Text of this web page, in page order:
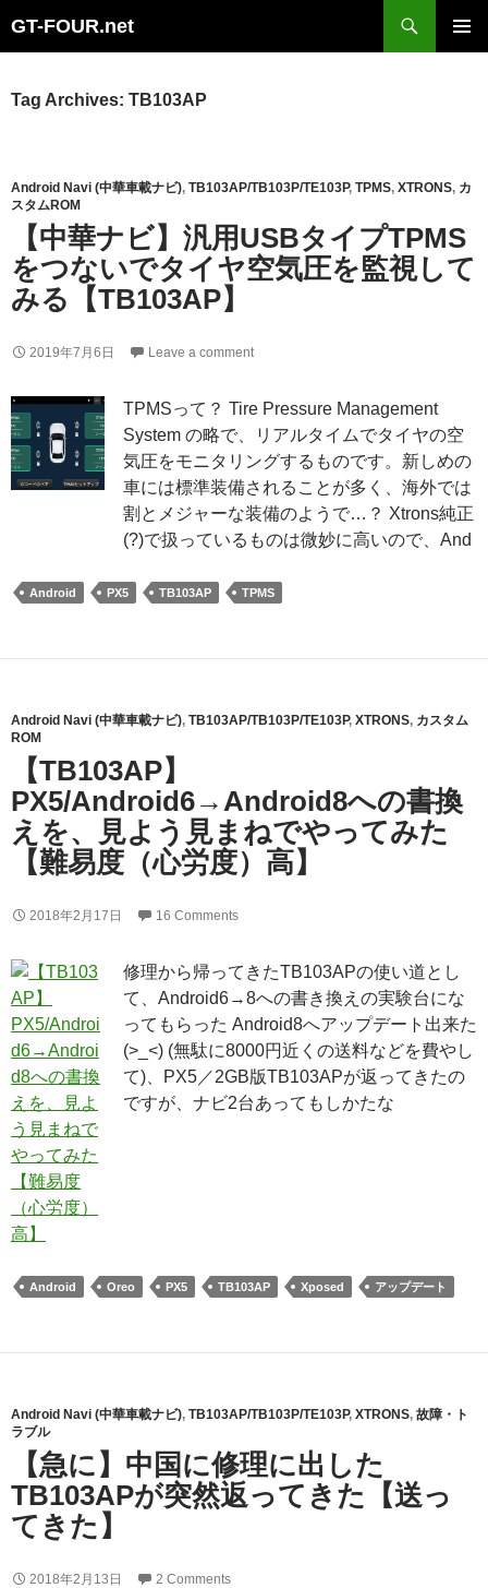
GT-FOUR.net
content
Tag Archives: TB103AP
Android Navi (中華車載ナビ), TB103AP/TB103P/TE103P, TPMS, XTRONS, カ
スタムROM
【中華ナビ】汎用USBタイプTPMS
をつないでタイヤ空気圧を監視して
みる【TB103AP】
2019年7月6日 Leave a comment
TPMSって？ Tire Pressure Management
System の略で、リアルタイムでタイヤの空
気圧をモニタリングするものです。新しめの
車には標準装備されることが多く、海外では
割とメジャーな装備のようで…？ Xtrons純正
(?)で扱っているものは微妙に高いので、And
Android PX5 TB103AP TPMS
Android Navi (中華車載ナビ), TB103AP/TB103P/TE103P, XTRONS, カスタム
ROM
【TB103AP】
PX5/Android6→Android8への書換
えを、見よう見まねでやってみた
【難易度（心労度）高】
2018年2月17日 16 Comments
修理から帰ってきたTB103APの使い道とし
て、Android6→8への書き換えの実験台にな
ってもらった Android8へアップデート出来た
(>_<) (無駄に8000円近くの送料などを費やし
て)、PX5／2GB版TB103APが返ってきたの
ですが、ナビ2台あってもしかたな
Android Oreo PX5 TB103AP Xposed アップデート
Android Navi (中華車載ナビ), TB103AP/TB103P/TE103P, XTRONS, 故障・ト
ラブル
【急に】中国に修理に出した
TB103APが突然返ってきた【送っ
てきた】
2018年2月13日 2 Comments